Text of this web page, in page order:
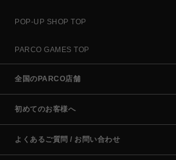
POP-UP SHOP TOP
PARCO GAMES TOP
全国のPARCO店舗
初めてのお客様へ
よくあるご質問 / お問い合わせ